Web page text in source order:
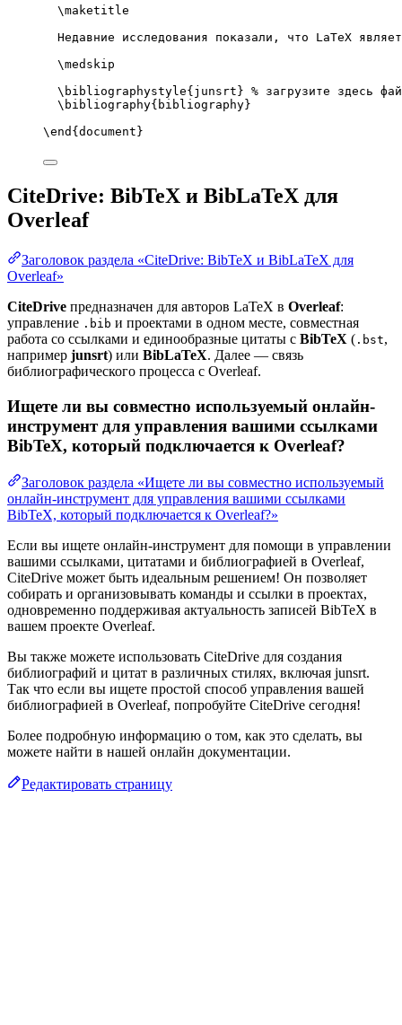
\maketitle
Недавние исследования показали, что LaTeX
\medskip
\bibliographystyle{junsrt} % загрузите здесь
\bibliography{bibliography}
\end { document }
CiteDrive: BibTeX и BibLaTeX для
Overleaf
Заголовок раздела «CiteDrive: BibTeX и BibLaTeX для
Overleaf»
CiteDrive предназначен для авторов LaTeX в Overleaf:
управление .bib и проектами в одном месте, совместная
работа со ссылками и единообразные цитаты с BibTeX ( .bst,
например junsrt) или BibLaTeX. Далее — связь
библиографического процесса с Overleaf.
Ищете ли вы совместно используемый онлайн-
инструмент для управления вашими ссылками
BibTeX, который подключается к Overleaf?
Заголовок раздела «Ищете ли вы совместно используемый
онлайн-инструмент для управления вашими ссылками
BibTeX, который подключается к Overleaf?»
Если вы ищете онлайн-инструмент для помощи в управлении
вашими ссылками, цитатами и библиографией в Overleaf,
CiteDrive может быть идеальным решением! Он позволяет
собирать и организовывать команды и ссылки в проектах,
одновременно поддерживая актуальность записей BibTeX в
вашем проекте Overleaf.
Вы также можете использовать CiteDrive для создания
библиографий и цитат в различных стилях, включая junsrt.
Так что если вы ищете простой способ управления вашей
библиографией в Overleaf, попробуйте CiteDrive сегодня!
Более подробную информацию о том, как это сделать, вы
можете найти в нашей онлайн документации.
Редактировать страницу